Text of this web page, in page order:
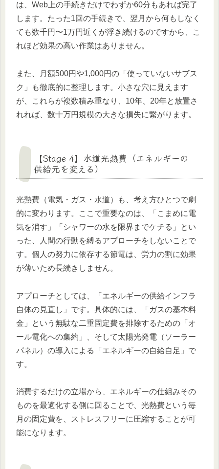
は、Web上の手続きだけでわずか60分もあれば完了
します。たった1回の手続きで、翌月から何もしなく
ても数千円〜1万円近くが浮き続けるのですから、こ
れほど効果の高い作業はありません。
また、月額500円や1,000円の「使っていないサブス
ク」も徹底的に整理します。小さな穴に見えます
が、これらが複数積み重なり、10年、20年と放置さ
れれば、数十万円規模の大きな損失に繋がります。
【Stage 4】水道光熱費（エネルギーの
供給元を変える）
光熱費（電気・ガス・水道）も、考え方ひとつで劇
的に変わります。ここで重要なのは、「こまめに電
気を消す」「シャワーの水を限界までケチる」とい
った、人間の行動を縛るアプローチをしないことで
す。個人の努力に依存する節電は、労力の割に効果
が薄いため長続きしません。
アプローチとしては、「エネルギーの供給インフラ
自体の見直し」です。具体的には、「ガスの基本料
金」という無駄な二重固定費を排除するための「オ
ール電化への集約」、そして太陽光発電（ソーラー
パネル）の導入による「エネルギーの自給自足」で
す。
消費するだけの立場から、エネルギーの仕組みその
ものを最適化する側に回ることで、光熱費という毎
月の固定費を、ストレスフリーに圧縮することが可
能になります。